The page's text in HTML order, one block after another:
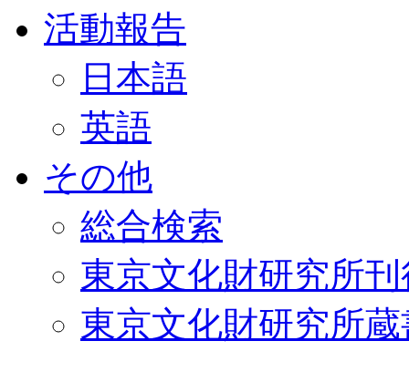
活動報告
日本語
英語
その他
総合検索
東京文化財研究所
東京文化財研究所